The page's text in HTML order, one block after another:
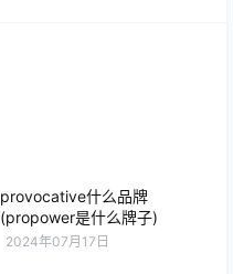
provocative什么品牌
(propower是什么牌子)
2024年07月17日